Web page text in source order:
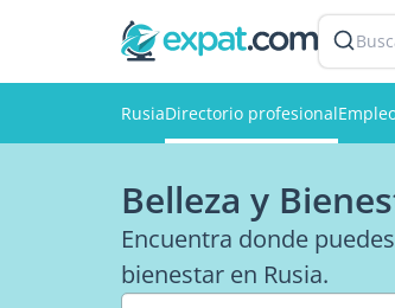
RusiaDirectorio profesional
Belleza y
Encuentra donde
bienestar en Rusia.